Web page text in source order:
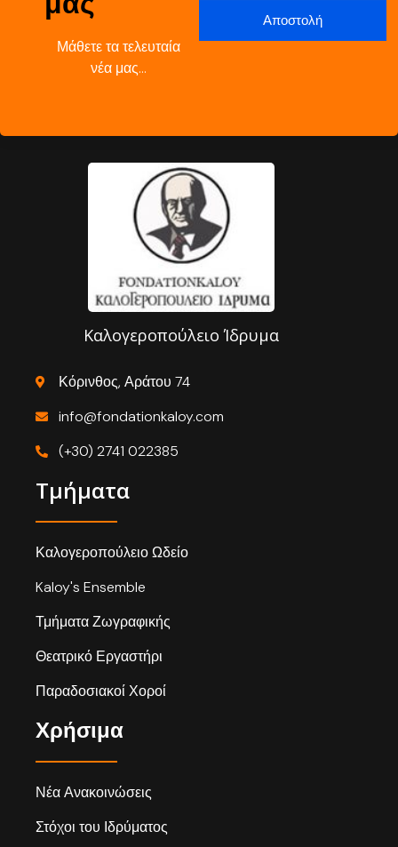
Μάθετε τα τελευταία
νέα μας…
Καλογεροπούλειο Ίδρυμα
Κόρινθος, Αράτου 74
info@fondationkaloy.com
(+30) 2741 022385
Τμήματα
Καλογεροπούλειο Ωδείο
Kaloy's Ensemble
Τμήματα Ζωγραφικής
Θεατρικό Εργαστήρι
Παραδοσιακοί Χοροί
Χρήσιμα
Νέα Ανακοινώσεις
Στόχοι του Ιδρύματος